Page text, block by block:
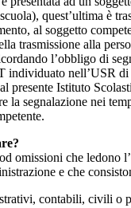
quest’ultima è
al soggetto
trasmissione alla
l’obbligo di
individuato nell’USR
presente Istituto
la segnalazione nei
omissioni che ledono
e che
contabili, civili o